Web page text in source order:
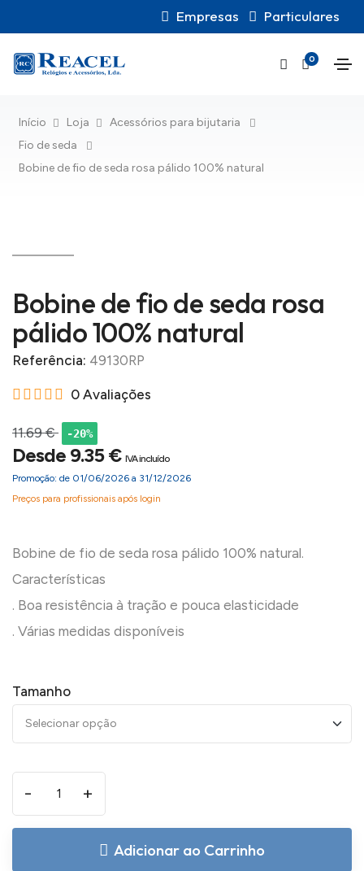
Empresas Particulares
0
Início Loja
Acessórios para bijutaria
Fio de seda
Bobine de fio de seda rosa pálido 100% natural
Bobine de fio de seda rosa
pálido 100% natural
Referência: 49130RP
0 Avaliações
11.69 € -20%
Desde 9.35 € IVA incluído
Promoção: de 01/06/2026 a 31/12/2026
Preços para profissionais após login
Bobine de fio de seda rosa pálido 100% natural.
Características
. Boa resistência à tração e pouca elasticidade
Tamanho
- +
Adicionar ao Carrinho